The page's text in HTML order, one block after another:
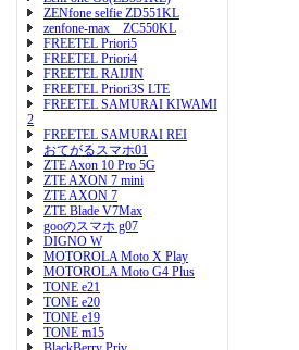
ZENfone selfie ZD551KL
zenfone-max ZC550KL
FREETEL Priori5
FREETEL Priori4
FREETEL RAIJIN
FREETEL Priori3S LTE
FREETEL SAMURAI KIWAMI
2
FREETEL SAMURAI REI
おてがるスマホ01
ZTE Axon 10 Pro 5G
ZTE AXON 7 mini
ZTE AXON 7
ZTE Blade V7Max
gooのスマホ g07
DIGNO W
MOTOROLA Moto X Play
MOTOROLA Moto G4 Plus
TONE e21
TONE e20
TONE e19
TONE m15